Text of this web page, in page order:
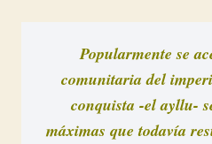
Popularmente se
comunitaria del
conquista -el ayllu-
máximas que todavía